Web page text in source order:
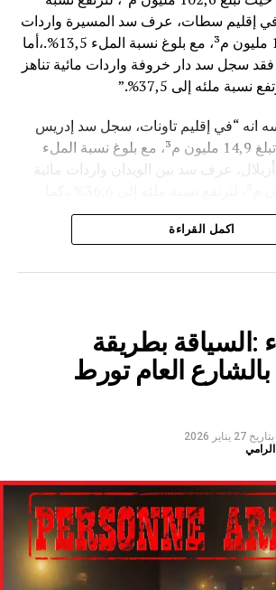
71,4%.،وفي إقليم سطات، عرف سد المسيرة واردات
مائية تصل إلى 18,4 مليون م³، مع بلوغ نسبة الملء 13,5%.،أما
سجل سد دار خروفة واردات مائية تناهز
انه “في إقليم تاونات، سجل سد إدريس
الأول واردات مائية تبلغ 14,9 مليون م³، مع بلوغ نسبة الملء
أزيلال، عرف سد بين الويدان واردات مائية
الإيجابي على الثروة المائية
عموما ووقعها الايجابي على الفلاحة بعد
اكمل القراءة
:السياقة بطريقة
العام تورط
بتاريخ 27 يناير 2026